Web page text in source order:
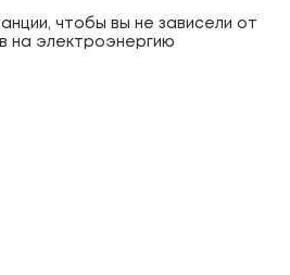
чтобы вы не зависели от
на электроэнергию